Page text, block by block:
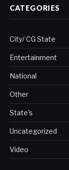
CATEGORIES
City/ CG State
Entertainment
National
Other
State's
Uncategorized
Video